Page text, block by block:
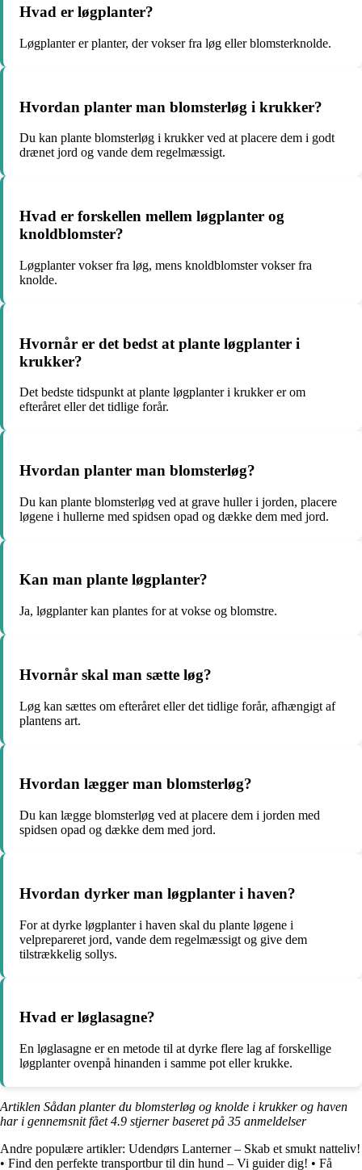
Hvad er løgplanter?
Løgplanter er planter, der vokser fra løg eller blomsterknolde.
Hvordan planter man blomsterløg i krukker?
Du kan plante blomsterløg i krukker ved at placere dem i godt
drænet jord og vande dem regelmæssigt.
Hvad er forskellen mellem løgplanter og
knoldblomster?
Løgplanter vokser fra løg, mens knoldblomster vokser fra
knolde.
Hvornår er det bedst at plante løgplanter i
krukker?
Det bedste tidspunkt at plante løgplanter i krukker er om
efteråret eller det tidlige forår.
Hvordan planter man blomsterløg?
Du kan plante blomsterløg ved at grave huller i jorden, placere
løgene i hullerne med spidsen opad og dække dem med jord.
Kan man plante løgplanter?
Ja, løgplanter kan plantes for at vokse og blomstre.
Hvornår skal man sætte løg?
Løg kan sættes om efteråret eller det tidlige forår, afhængigt af
plantens art.
Hvordan lægger man blomsterløg?
Du kan lægge blomsterløg ved at placere dem i jorden med
spidsen opad og dække dem med jord.
Hvordan dyrker man løgplanter i haven?
For at dyrke løgplanter i haven skal du plante løgene i
velprepareret jord, vande dem regelmæssigt og give dem
tilstrækkelig sollys.
Hvad er løglasagne?
En løglasagne er en metode til at dyrke flere lag af forskellige
løgplanter ovenpå hinanden i samme pot eller krukke.
Artiklen Sådan planter du blomsterløg og knolde i krukker og haven
har i gennemsnit fået4.9 stjerner baseret på 35 anmeldelser
Andre populære artikler: Udendørs Lanterner – Skab et smukt natteliv!
• Find den perfekte transportbur til din hund – Vi guider dig! • Få